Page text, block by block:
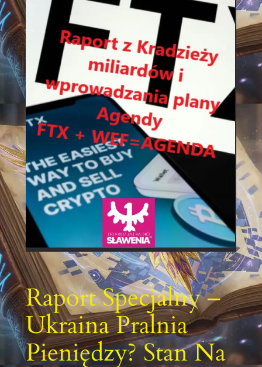
Raport Specjalny –
Ukraina Pralnia
Pieniędzy? Stan Na